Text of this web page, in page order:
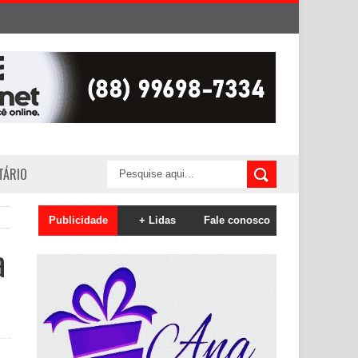
Publicidade + Lidas Fale conosco